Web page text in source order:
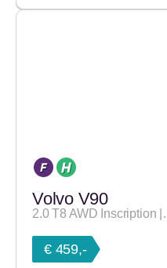
Volvo V90
2.0 T8 AWD Inscription
€ 459,-